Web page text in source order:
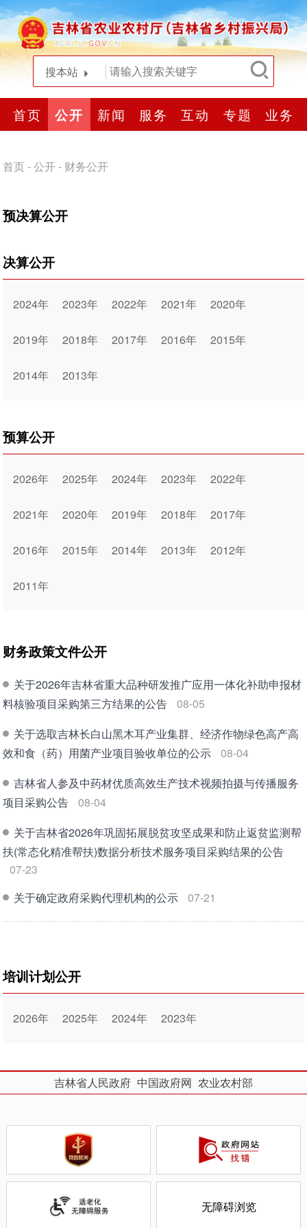
搜本站
首页 公开 新闻 服务 互动 专题 业务
首页-公开 - 财务公开
预决算公开
决算公开
2024年 2023年 2022年 2021年 2020年
2019年 2018年 2017年 2016年 2015年
2014年 2013年
预算公开
2026年 2025年 2024年 2023年 2022年
2021年 2020年 2019年 2018年 2017年
2016年 2015年 2014年 2013年 2012年
2011年
财务政策文件公开
关于2026年吉林省重大品种研发推广应用一体化补助申报材
料核验项目采购第三方结果的公告
08-05
关于选取吉林长白山黑木耳产业集群、经济作物绿色高产高
效和食（药）用菌产业项目验收单位的公示
08-04
吉林省人参及中药材优质高效生产技术视频拍摄与传播服务
项目采购公告
08-04
关于吉林省2026年巩固拓展脱贫攻坚成果和防⽌返贫监测帮
扶(常态化精准帮扶)数据分析技术服务项⽬采购结果的公告
07-23
关于确定政府采购代理机构的公示
07-21
培训计划公开
2026年 2025年 2024年 2023年
吉林省人民政府 中国政府网 农业农村部
无障碍浏览